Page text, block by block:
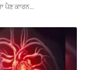
ਪੈਣ ਕਾਰਨ…